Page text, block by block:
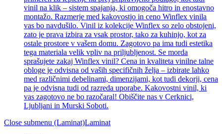
vinil na klik – sistem spajanja, ki omogoča hitro in enostavno
montažo. Razmerje med kakovostjo in ceno Winflex vinila
vas bo navdušilo. Vinil iz kolekcije Winflex so zelo obstojeni,
zato je prava izbira za vsak prostor, tako za kuhinjo, kot za
ostale prostore v vašem domu. Zagotovo pa ima tudi estetika
tega materiala velik vpliv na priljubljenost. Se morda
sprašujete zakaj Winflex vinil? Cena in kvaliteta vinilne talne
obloge je odvisna od vaših specifičnih želja – izbirate lahko
med različnimi debelinami, dimenzijami, kot tudi dekorji, cena
pa je odvisna tudi od razreda uporabe. Kakovostni vinil, ki
vas zagotovo ne bo razočaral! Obiščite nas v Cerknici,
Ljubljani in Murski Soboti.
Close submenu (Laminat)Laminat